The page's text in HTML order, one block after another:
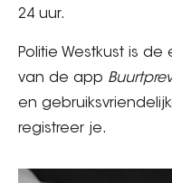
24 uur.
Politie Westkust is
van de app
en
registreer je.